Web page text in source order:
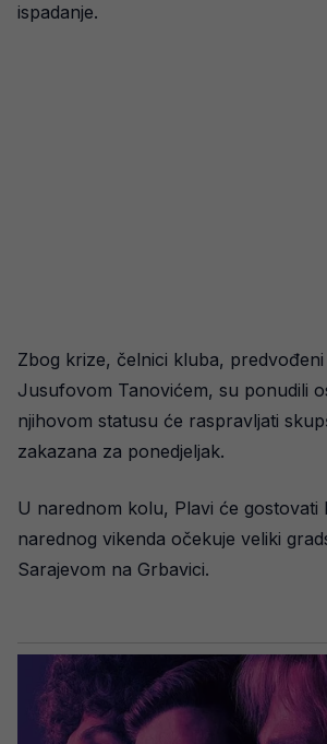
ispadanje.
Zbog krize, čelnici kluba,
Jusufovom Tanovićem, su ponudili
njihovom statusu će raspravljati
zakazana za ponedjeljak.
U narednom kolu, Plavi će gostovati
narednog vikenda očekuje veliki
Sarajevom na Grbavici.